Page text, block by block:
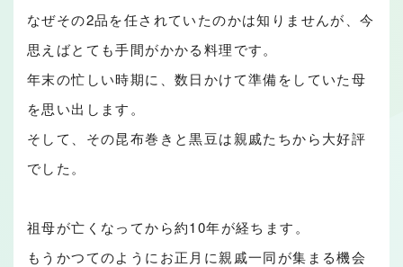
なぜその2品を任されていたのかは知りませんが、今
思えばとても手間がかかる料理です。
年末の忙しい時期に、数日かけて準備をしていた母
を思い出します。
そして、その昆布巻きと黒豆は親戚たちから大好評
でした。
祖母が亡くなってから約10年が経ちます。
もうかつてのようにお正月に親戚一同が集まる機会